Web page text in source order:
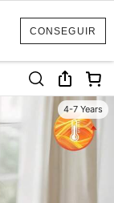
CONSEGUIR
4-7 Years